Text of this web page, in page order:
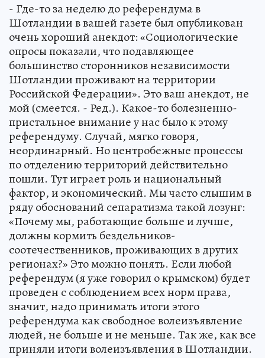
- Где-то за неделю до референдума в
Шотландии в вашей газете был опубликован
очень хороший анекдот: «Социологические
опросы показали, что подавляющее
большинство сторонников независимости
Шотландии проживают на территории
Российской Федерации». Это ваш анекдот, не
мой (смеется. - Ред.). Какое-то болезненно-
пристальное внимание у нас было к этому
референдуму. Случай, мягко говоря,
неординарный. Но центробежные процессы
по отделению территорий действительно
пошли. Тут играет роль и национальный
фактор, и экономический. Мы часто слышим в
ряду обоснований сепаратизма такой лозунг:
«Почему мы, работающие больше и лучше,
должны кормить бездельников-
соотечественников, проживающих в других
регионах?» Это можно понять. Если любой
референдум (я уже говорил о крымском) будет
проведен с соблюдением всех норм права,
значит, надо принимать итоги этого
референдума как свободное волеизъявление
людей, не больше и не меньше. Так же, как все
приняли итоги волеизъявления в Шотландии.